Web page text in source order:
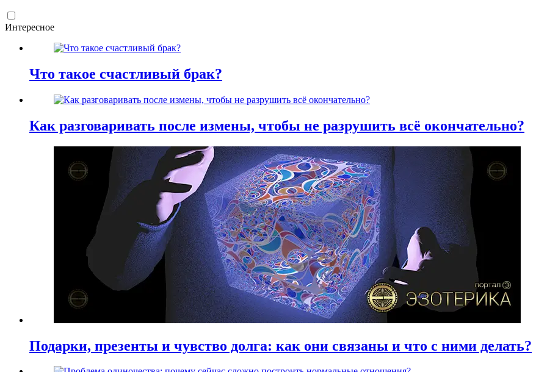
Интересное
Что такое счастливый брак?
Как разговаривать после измены, чтобы не разрушить всё окончательно?
Подарки, презенты и чувство долга: как они связаны и что с ними делать?